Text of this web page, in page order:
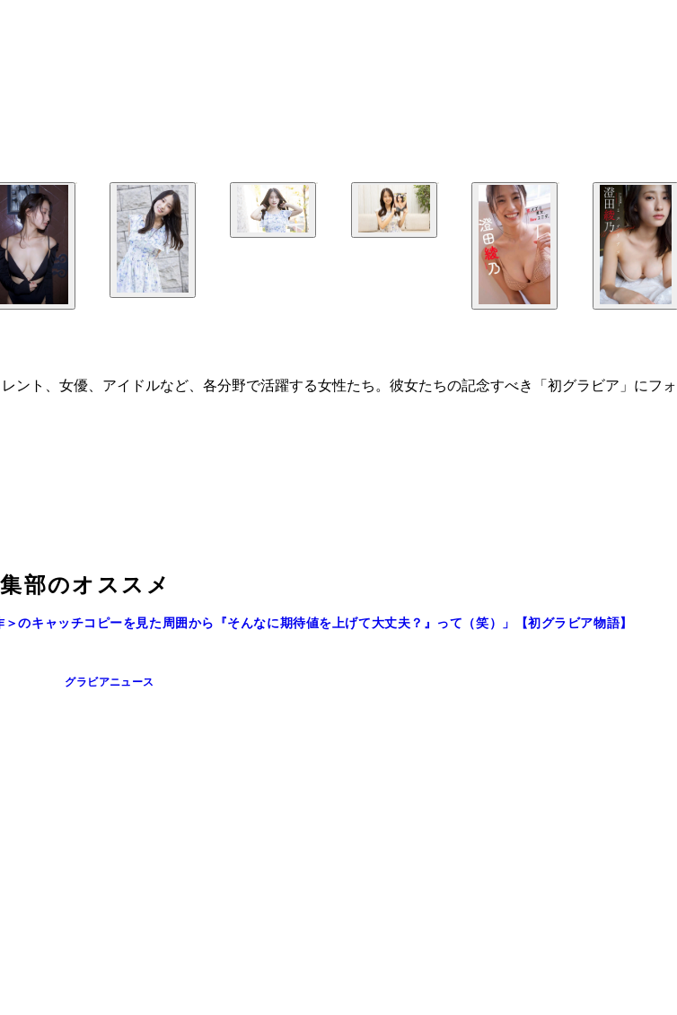
ント、女優、アイドルなど、各分野で活躍する女性たち。彼女たちの記念すべき「初グラビア」にフォ
部のオススメ
キャッチコピーを見た周囲から『そんなに期待値を上げて大丈夫？』って（笑）」【初グラビア物語】
グラビアニュース